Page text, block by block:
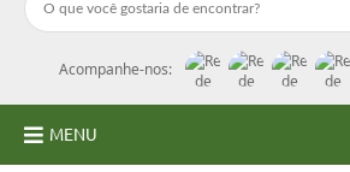
Acompanhe-nos:
MENU